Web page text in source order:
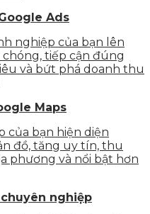
Ads
nghiệp của bạn lên
tiếp cận đúng
và bứt phá doanh thu
Maps
của bạn hiện diện
đồ, tăng uy tín, thu
phương và nổi bật hơn
nghiệp